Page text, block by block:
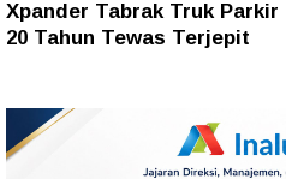
Xpander Tabrak Truk
20 Tahun Tewas Terjepit